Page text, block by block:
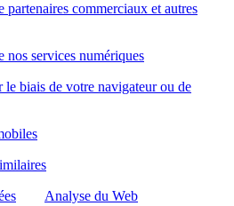
commerciaux et autres
nos services numériques
le biais de votre navigateur ou de
Analyse du Web